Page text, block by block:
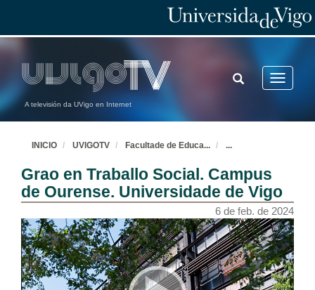
A televisión da UVigo en Internet
Toggle
TOGGLE
SEARCH
INICIO UVIGOTV Facultade de Educa... ...
Grao en Traballo Social. Campus
de Ourense. Universidade de Vigo
6 de feb. de 2024